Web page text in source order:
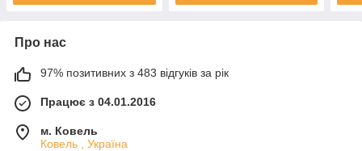
Про нас
97% позитивних з 483 відгуків за рік
Працює з 04.01.2016
м. Ковель
Ковель , Україна